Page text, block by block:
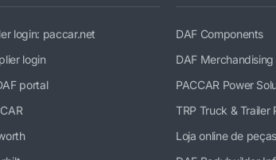
login: paccar.net
login
portal
DAF Components
DAF
PACCAR Power
TRP Truck & Trailer
Loja online de